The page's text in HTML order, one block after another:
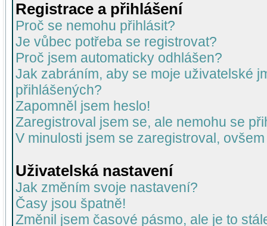
Registrace a přihlášení
Proč se nemohu přihlásit?
Je vůbec potřeba se registrovat?
Proč jsem automaticky odhlášen?
Jak zabráním, aby se moje uživatelské
přihlášených?
Zapomněl jsem heslo!
Zaregistroval jsem se, ale nemohu se
V minulosti jsem se zaregistroval,
Uživatelská nastavení
Jak změním svoje nastavení?
Časy jsou špatně!
Změnil jsem časové pásmo, ale je to